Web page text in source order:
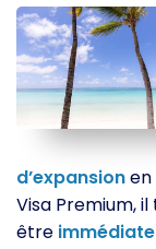
d’expansion
Visa Premium,
être